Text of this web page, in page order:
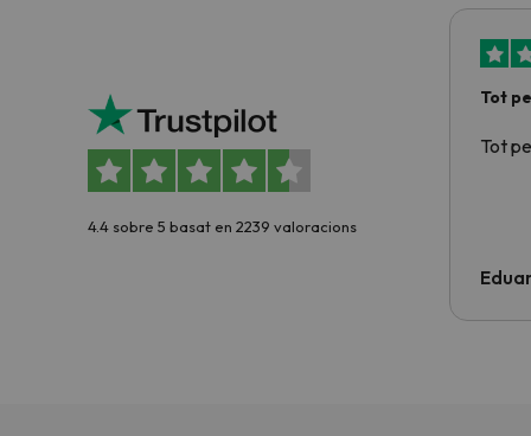
4.4 sobre 5 basat en 2239 valoracions
Tot
Tot